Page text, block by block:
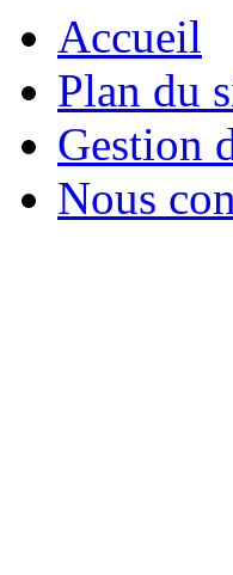
Accueil
Plan du
Gestion
Nous